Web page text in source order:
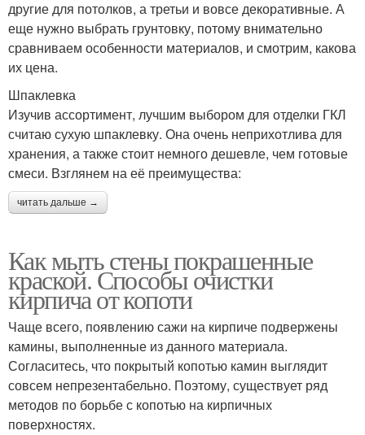
другие для потолков, а третьи и вовсе декоративные. А
еще нужно выбрать грунтовку, потому внимательно
сравниваем особенности материалов, и смотрим, какова
их цена.
Шпаклевка
Изучив ассортимент, лучшим выбором для отделки ГКЛ
считаю сухую шпаклевку. Она очень неприхотлива для
хранения, а также стоит немного дешевле, чем готовые
смеси. Взглянем на её преимущества:
читать дальше →
Как мыть стены покрашенные
краской. Способы очистки
кирпича от копоти
Чаще всего, появлению сажи на кирпиче подвержены
камины, выполненные из данного материала.
Согласитесь, что покрытый копотью камин выглядит
совсем непрезентабельно. Поэтому, существует ряд
методов по борьбе с копотью на кирпичных
поверхностях.